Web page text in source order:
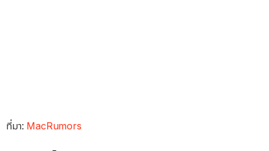
ที่มา: MacRumors